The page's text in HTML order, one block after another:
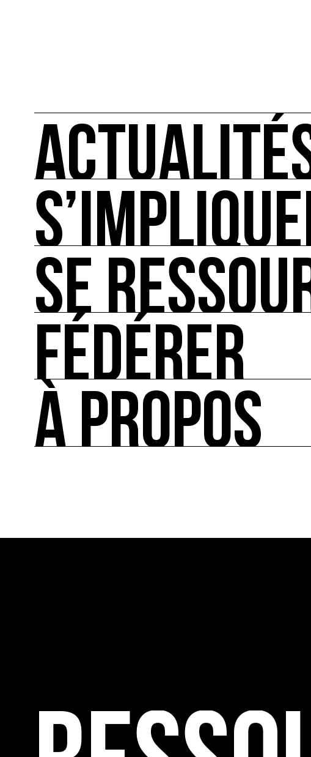
ACTUALITÉS
L'actualité française et internationale des rendez-vous
S’IMPLIQUER
Les bonnes pratiques, guides et outils pour réduire ses
SE
SE RESSOURCER
Les ressources théoriques et inspirantes sur les
FÉDÉRER
FÉDÉRER
Le répertoire des acteurs de l’écologie culturelle en
À PROPOS